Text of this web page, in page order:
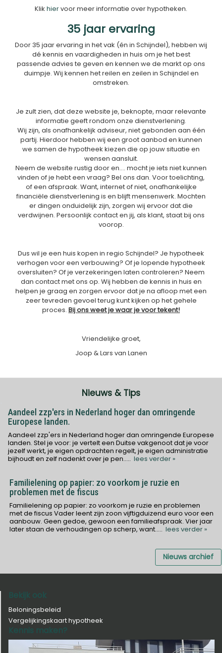
Klik hiervoor meer informatie over hypotheken.
35 jaar ervaring
Door 35 jaar ervaring in het vak (én in Schijndel), hebben wij
dé kennis en vaardigheden in huis om je het best
passende advies te geven en kennen we de markt op ons
duimpje. Wij kennen het reilen en zeilen in Schijndel en
omstreken.
Je zult zien, dat deze website je, beknopte, maar relevante
informatie geeft rondom onze dienstverlening.
Wij zijn, als onafhankelijk adviseur, niet gebonden aan één
partij. Hierdoor hebben wij een groot aanbod en kunnen
we samen de hypotheek kiezen die op jouw situatie en
wensen aansluit.
Neem de website rustig door en.... mocht je iets niet kunnen
vinden of je hebt een vraag? Bel ons dan. Voor toelichting,
of een afspraak. Want, internet of niet, onafhankelijke
financiële dienstverlening is en blijft mensenwerk. Mochten
er dingen onduidelijk zijn, zorgen wij ervoor dat die
verdwijnen. Persoonlijk contact en jij, als klant, staat bij ons
voorop.
Dus wil je een huis kopen in regio Schijndel? Je hypotheek
verhogen voor een verbouwing? Of je lopende hypotheek
oversluiten? Of je verzekeringen laten controleren? Neem
dan contact met ons op. Wij hebben de kennis in huis en
helpen je graag en zorgen ervoor dat je na afloop met een
zeer tevreden gevoel terug kunt kijken op het gehele
proces. Bij ons weet je waar je voor tekent!
Vriendelijke groet,
Joop & Lars van Lanen
Nieuws & Tips
Aandeel zzp'ers in Nederland hoger dan omringende
Europese landen.
Aandeel zzp'ers in Nederland hoger dan omringende Europese
landen. Stel je voor: je vertelt een Duitse vakgenoot dat je voor
jezelf werkt, je eigen opdrachten regelt, je eigen administratie
bijhoudt en zelf nadenkt over je pen..... lees verder »
Familielening op papier: zo voorkom je ruzie en
problemen met de fiscus
Familielening op papier: zo voorkom je ruzie en problemen
met de fiscus Vader leent zijn zoon vijftigduizend euro voor een
aanbouw. Geen gedoe, gewoon een familieafspraak. Vier jaar
later staan de verhoudingen op scherp, want..... lees verder »
Nieuws archief
Bekijk ook
Beloningsbeleid
Vergelijkingskaart hypotheek
Kennis maken?